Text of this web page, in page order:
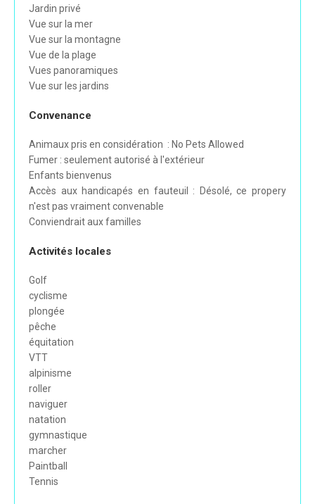
Jardin privé
Vue sur la mer
Vue sur la montagne
Vue de la plage
Vues panoramiques
Vue sur les jardins
Convenance
Animaux pris en considération : No Pets Allowed
Fumer : seulement autorisé à l'extérieur
Enfants bienvenus
Accès aux handicapés en fauteuil : Désolé, ce propery
n'est pas vraiment convenable
Conviendrait aux familles
Activités locales
Golf
cyclisme
plongée
pêche
équitation
VTT
alpinisme
roller
naviguer
natation
gymnastique
marcher
Paintball
Tennis